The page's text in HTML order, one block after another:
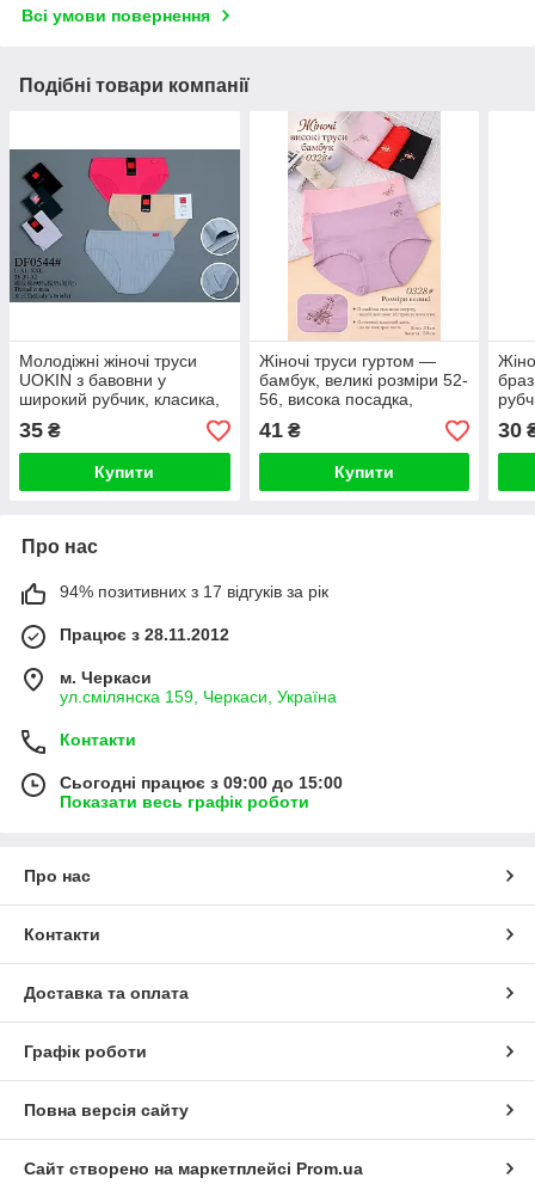
Всі умови повернення
Подібні товари компанії
Молодіжні жіночі труси
UOKIN з бавовни у
широкий рубчик, класика,
6 кольорів, розміри 44–50,
упаковка 12 шт.
35 ₴
Купити
Жіночі труси гуртом —
бамбук, великі розміри 52-
56, висока посадка,
подвійна тканина,
паковання 12 шт.
41₴
Купити
30
Про нас
94% позитивних з 17 відгуків за рік
Працює з 28.11.2012
м. Черкаси
ул.смілянска 159, Черкаси, Україна
Контакти
Сьогодні працює з 09:00 до 15:00
Показати весь графік роботи
Про нас
Контакти
Доставка та оплата
Графік роботи
Повна версія сайту
Сайт створено на маркетплейсі Prom.ua